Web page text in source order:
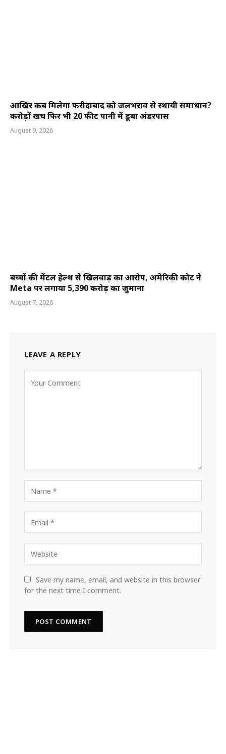
आखिर कब मिलेगा फरीदाबाद को जलभराव से स्थायी समाधान?
करोड़ों खर्च फिर भी 20 फीट पानी में डूबा अंडरपास
August 9, 2026
बच्चों की मेंटल हेल्थ से खिलवाड़ का आरोप, अमेरिकी कोर्ट ने
Meta पर लगाया 5,390 करोड़ का जुर्माना
August 7, 2026
LEAVE A REPLY
Save my name, email, and website in this browser
for the next time I comment.